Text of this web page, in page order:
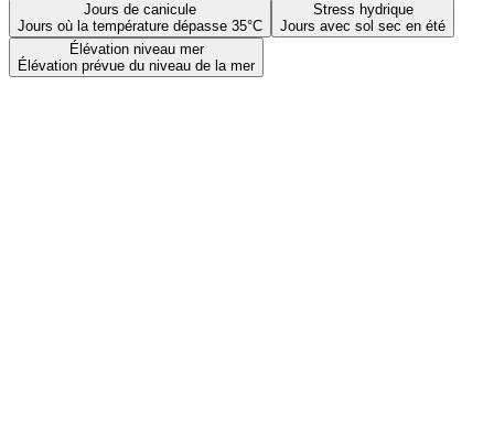
Jours de canicule
Jours où la température dépasse 35°C
Stress hydrique
Jours avec sol sec en été
Élévation niveau mer
Élévation prévue du niveau de la mer